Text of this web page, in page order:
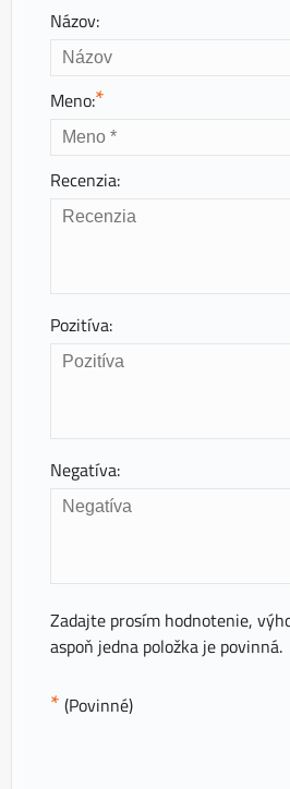
Názov:
Meno:*
Recenzia:
Pozitíva:
Negatíva:
Zadajte prosím hodnotenie,
aspoň jedna položka je povinná.
* (Povinné)